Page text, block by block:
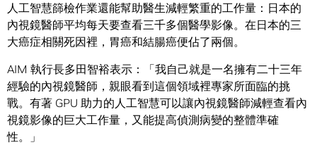
人工智慧篩檢作業還能幫助醫生減輕繁重的工作量：日本的
內視鏡醫師平均每天要查看三千多個醫學影像。在日本的三
大癌症相關死因裡，胃癌和結腸癌便佔了兩個。
AIM 執行長多田智裕表示：「我自己就是一名擁有二十三年
經驗的內視鏡醫師，親眼看到這個領域裡專家所面臨的挑
戰。有著 GPU 助力的人工智慧可以讓內視鏡醫師減輕查看內
視鏡影像的巨大工作量，又能提高偵測病變的整體準確
性。」